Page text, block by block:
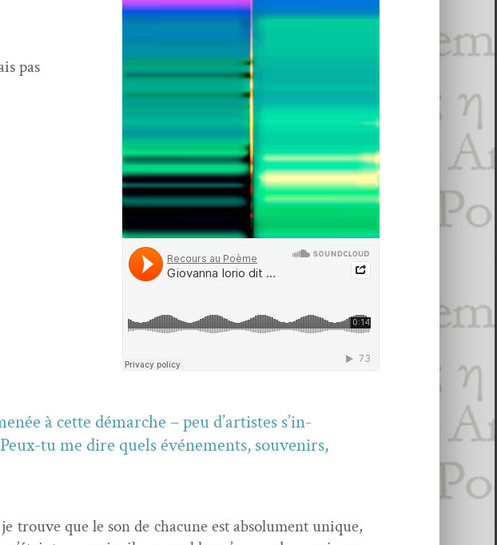
pas
à cette démarche – peu d’artistes s’in­
tu me dire quels événe­ments, sou­venirs,
trou­ve que le son de cha­cune est absol­u­ment unique,